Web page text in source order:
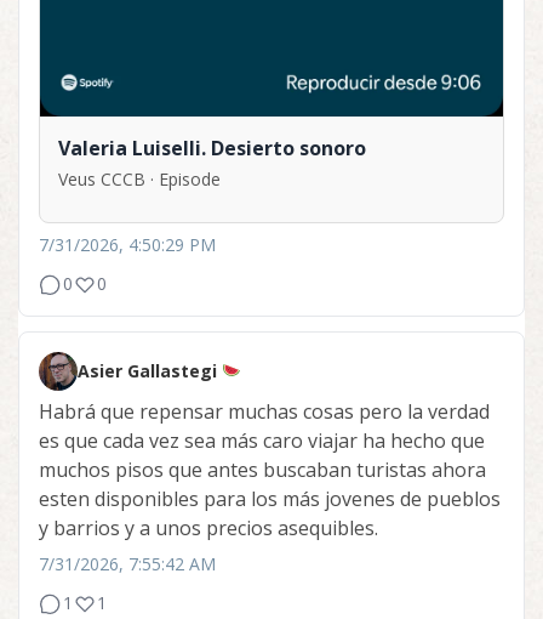
Valeria Luiselli. Desierto sonoro
Veus CCCB · Episode
7/31/2026, 4:50:29 PM
0
0
Asier Gallastegi
Habrá que repensar muchas cosas pero la verdad
es que cada vez sea más caro viajar ha hecho que
muchos pisos que antes buscaban turistas ahora
esten disponibles para los más jovenes de pueblos
y barrios y a unos precios asequibles.
7/31/2026, 7:55:42 AM
1
1